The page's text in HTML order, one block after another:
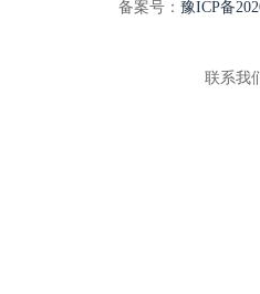
备案号： 豫ICP备
联系我